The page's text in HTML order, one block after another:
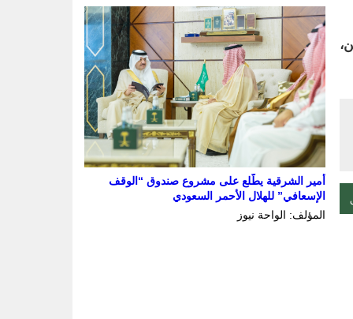
أمير الشرقية يطّلع على مشروع صندوق “الوقف
الإسعافي” للهلال الأحمر السعودي
المؤلف: الواحة نيوز